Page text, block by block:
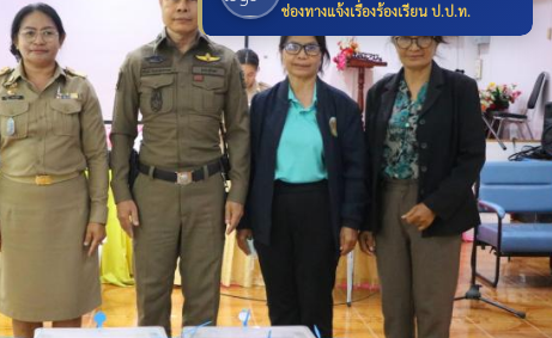
ช่องทางแจ้งเรื่องร้องเรียน ป.ป.ท.